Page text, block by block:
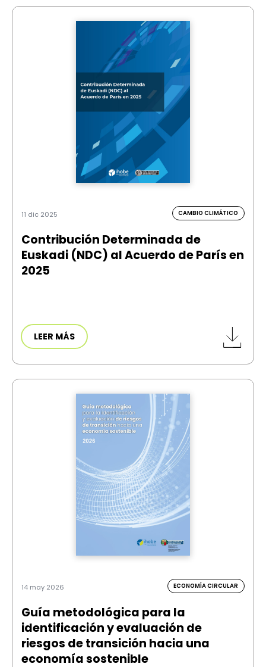
11 dic 2025 CAMBIO CLIMÁTICO
Contribución Determinada de
Euskadi (NDC) al Acuerdo de París en
2025
LEER MÁS
14 may 2026 ECONOMÍA CIRCULAR
Guía metodológica para la
identificación y evaluación de
riesgos de transición hacia una
economía sostenible